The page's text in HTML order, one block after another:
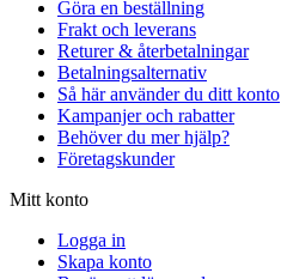
Göra en beställning
Frakt och leverans
Returer & återbetalningar
Betalningsalternativ
Så här använder du ditt konto
Kampanjer och rabatter
Behöver du mer hjälp?
Företagskunder
Mitt konto
Logga in
Skapa konto